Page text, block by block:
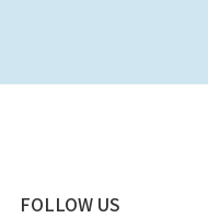
FOLLOW US